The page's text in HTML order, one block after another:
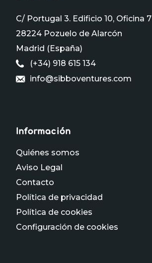
C/ Portugal 3. Edificio 10, Oficina 7
28224 Pozuelo de Alarcón
Madrid (España)
(+34) 918 615 134
info@sibboventures.com
Información
Quiénes somos
Aviso Legal
Contacto
Política de privacidad
Política de cookies
Configuración de cookies